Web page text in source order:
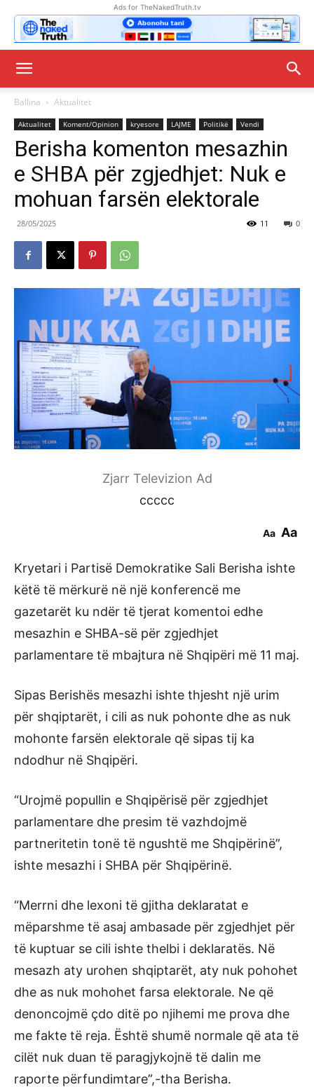
Ads for TheNakedTruth.tv
Ballina Aktualitet
Aktualitet Koment/Opinion kryesore LAJME Politikë Vendi
Berisha komenton mesazhin
e SHBA për zgjedhjet: Nuk e
mohuan farsën elektorale
28/05/2025 0
11
Zjarr Televizion Ad
ccccc
Aa Aa
Kryetari i Partisë Demokratike Sali Berisha ishte
këtë të mërkurë në një konferencë me
gazetarët ku ndër të tjerat komentoi edhe
mesazhin e SHBA-së për zgjedhjet
parlamentare të mbajtura në Shqipëri më 11 maj.
Sipas Berishës mesazhi ishte thjesht një urim
për shqiptarët, i cili as nuk pohonte dhe as nuk
mohonte farsën elektorale që sipas tij ka
ndodhur në Shqipëri.
“Urojmë popullin e Shqipërisë për zgjedhjet
parlamentare dhe presim të vazhdojmë
partneritetin tonë të ngushtë me Shqipërinë”,
ishte mesazhi i SHBA për Shqipërinë.
“Merrni dhe lexoni të gjitha deklaratat e
mëparshme të asaj ambasade për zgjedhjet për
të kuptuar se cili ishte thelbi i deklaratës. Në
mesazh aty urohen shqiptarët, aty nuk pohohet
dhe as nuk mohohet farsa elektorale. Ne që
denoncojmë çdo ditë po njihemi me prova dhe
me fakte të reja. Është shumë normale që ata të
cilët nuk duan të paragjykojnë të dalin me
raporte përfundimtare”,-tha Berisha.